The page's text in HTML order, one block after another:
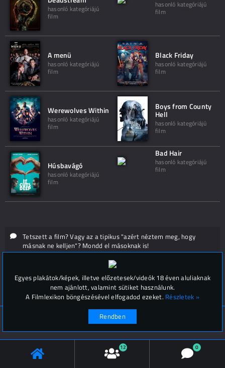
hasonló kategóriájú
film
hasonló kategóriájú
film
A menü
hasonló kategóriájú
film
Black Friday
hasonló kategóriájú
film
Werewolves Within
hasonló kategóriájú
film
Boys from County
Hell
hasonló kategóriájú
film
Húsbavágó
hasonló kategóriájú
film
Bad Hair
hasonló kategóriájú
film
Tetszett a film? Vagy az a tipikus "azért néztem meg, hogy
másnak ne kelljen"? Mondd el másoknak is!
Hozzászólások (
12 0
© Filmlexikon 2019-2026
Kapcsolat, impresszum
Egyes plakátok/képek, illetve előzetesek/videók 18 éven aluliaknak
nem ajánlott, valamint sütiket használunk.
A Filmlexikon böngészésével elfogadod ezeket. Részletek »
Rendben